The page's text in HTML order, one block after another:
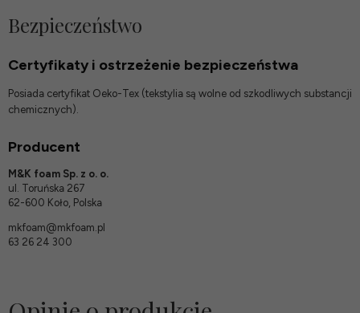
Bezpieczeństwo
Certyfikaty i ostrzeżenie bezpieczeństwa
Posiada certyfikat Oeko-Tex (tekstylia są wolne od szkodliwych substancji
chemicznych).
Producent
M&K foam Sp. z o. o.
ul. Toruńska 267
62-600 Koło, Polska
mkfoam@mkfoam.pl
63 26 24 300